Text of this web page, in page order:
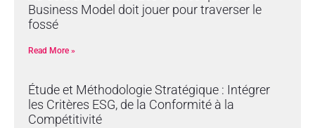
Business Model doit jouer pour traverser le
fossé
Read More »
Étude et Méthodologie Stratégique : Intégrer
les Critères ESG, de la Conformité à la
Compétitivité